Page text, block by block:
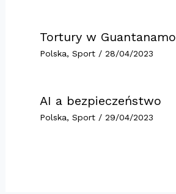
Tortury w Guantanamo
Polska, Sport/ 28/04/2023
AI a bezpieczeństwo
Polska, Sport/ 29/04/2023